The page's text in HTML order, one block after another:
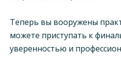
Теперь вы вооружены
можете приступать к
уверенностью и